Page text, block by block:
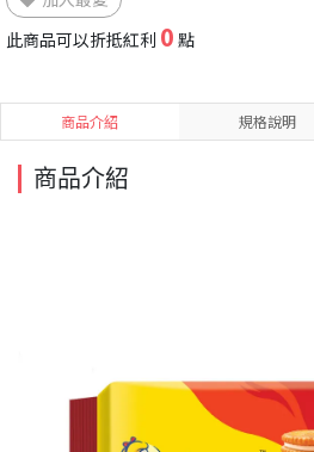
此商品可以折抵紅利 0 點
商品介紹 規格說明
商品介紹